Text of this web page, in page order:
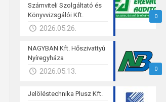
0
Számviteli Szolgáltató és
Könyvvizsgálói Kft.
2026.05.26.
0
NAGYBAN Kft. Hőszivattyú
Nyíregyháza
2026.05.13.
Jelöléstechnika Plusz Kft.